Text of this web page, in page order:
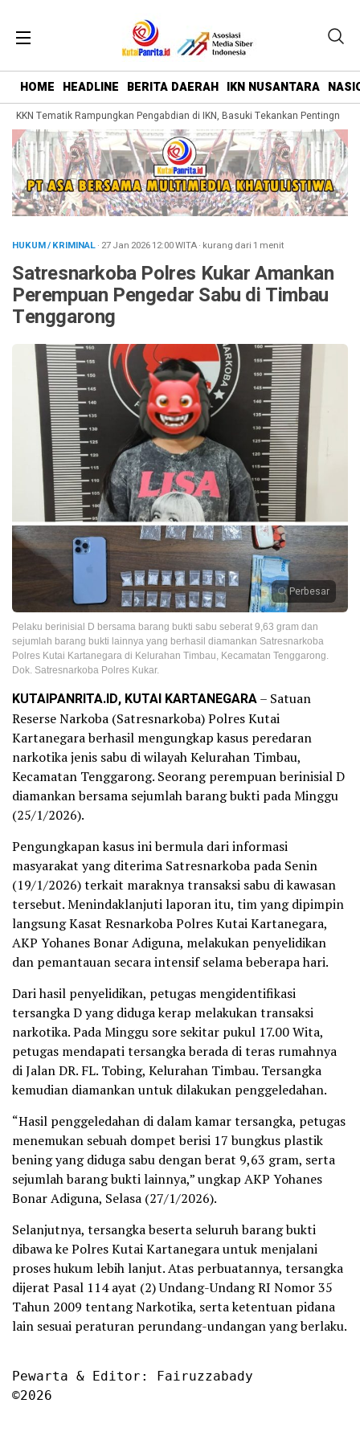
HOME HEADLINE BERITA DAERAH IKN NUSANTARA
KKN Tematik Rampungkan Pengabdian di IKN, Basuki Tekankan Pentingnya
HUKUM / KRIMINAL· 27 Jan 202612:00WITA· kurang dari 1 menit
Satresnarkoba Polres Kukar Amankan
Perempuan Pengedar Sabu di Timbau
Tenggarong
Perbesar
Pelaku berinisial D bersama barang bukti sabu seberat 9,63 gram dan
sejumlah barang bukti lainnya yang berhasil diamankan Satresnarkoba
Polres Kutai Kartanegara di Kelurahan Timbau, Kecamatan Tenggarong.
Dok. Satresnarkoba Polres Kukar.
KUTAIPANRITA.ID, KUTAI KARTANEGARA– Satuan
Reserse Narkoba (Satresnarkoba) Polres Kutai
Kartanegara berhasil mengungkap kasus peredaran
narkotika jenis sabu di wilayah Kelurahan Timbau,
Kecamatan Tenggarong. Seorang perempuan berinisial D
diamankan bersama sejumlah barang bukti pada Minggu
(25/1/2026).
Pengungkapan kasus ini bermula dari informasi
masyarakat yang diterima Satresnarkoba pada Senin
(19/1/2026) terkait maraknya transaksi sabu di kawasan
tersebut. Menindaklanjuti laporan itu, tim yang dipimpin
langsung Kasat Resnarkoba Polres Kutai Kartanegara,
AKP Yohanes Bonar Adiguna, melakukan penyelidikan
dan pemantauan secara intensif selama beberapa hari.
Dari hasil penyelidikan, petugas mengidentifikasi
tersangka D yang diduga kerap melakukan transaksi
narkotika. Pada Minggu sore sekitar pukul 17.00 Wita,
petugas mendapati tersangka berada di teras rumahnya
di Jalan DR. FL. Tobing, Kelurahan Timbau. Tersangka
kemudian diamankan untuk dilakukan penggeledahan.
“Hasil penggeledahan di dalam kamar tersangka, petugas
menemukan sebuah dompet berisi 17 bungkus plastik
bening yang diduga sabu dengan berat 9,63 gram, serta
sejumlah barang bukti lainnya,” ungkap AKP Yohanes
Bonar Adiguna, Selasa (27/1/2026).
Selanjutnya, tersangka beserta seluruh barang bukti
dibawa ke Polres Kutai Kartanegara untuk menjalani
proses hukum lebih lanjut. Atas perbuatannya, tersangka
dijerat Pasal 114 ayat (2) Undang-Undang RI Nomor 35
Tahun 2009 tentang Narkotika, serta ketentuan pidana
lain sesuai peraturan perundang-undangan yang berlaku.
Pewarta & Editor: Fairuzzabady
©2026